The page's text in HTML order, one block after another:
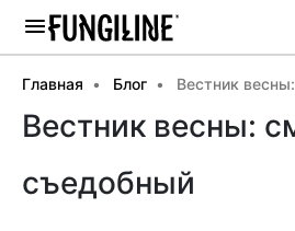
Главная Блог Вестник
Вестник весны:
съедобный